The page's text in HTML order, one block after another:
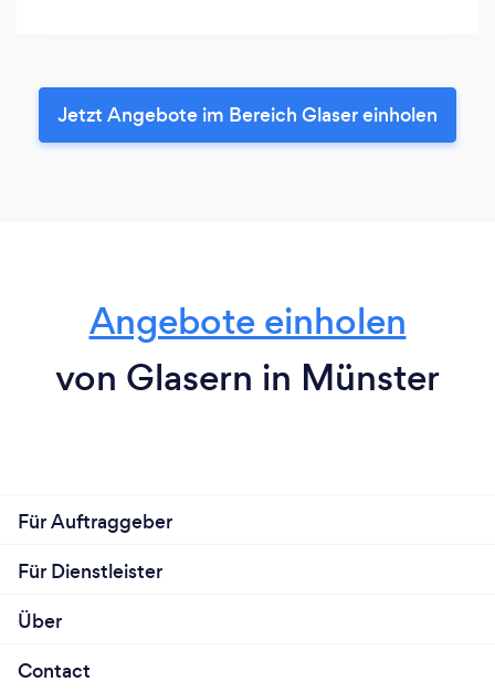
Jetzt Angebote im Bereich Glaser einholen
Angebote einholen
von Glasern in Münster
Für Auftraggeber
Für Dienstleister
Über
Contact